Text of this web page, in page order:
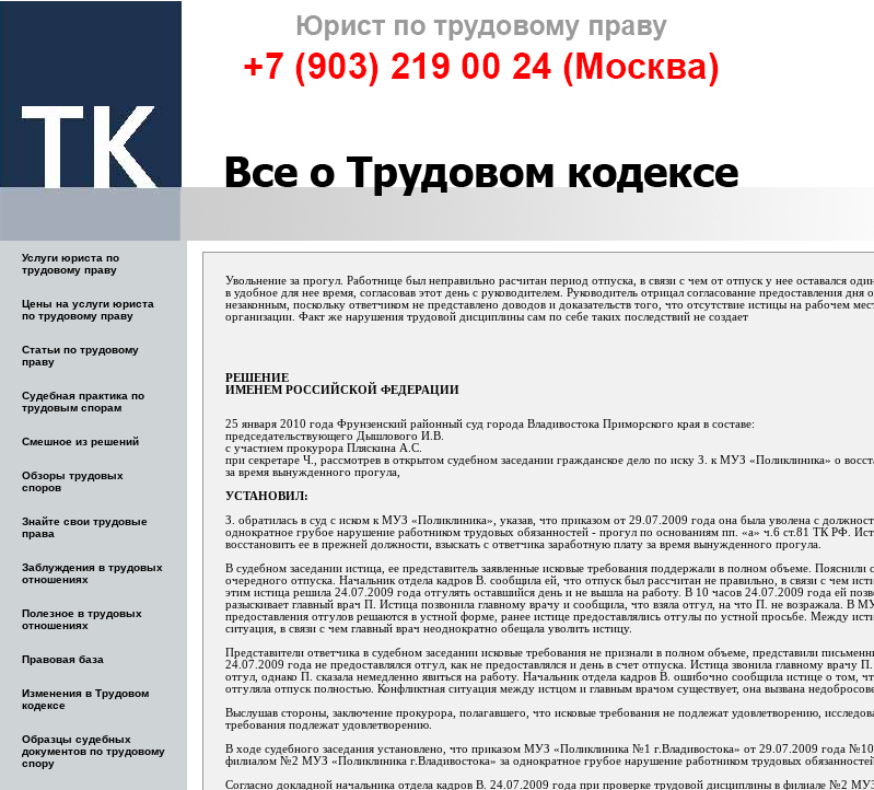
Услуги юриста по
трудовому праву
Цены на услуги юриста
по трудовому праву
Статьи по трудовому
праву
Судебная практика по
трудовым спорам
Смешное из решений
Обзоры трудовых
споров
Знайте свои трудовые
права
Заблуждения в трудовых
отношениях
Полезное в трудовых
отношениях
Правовая база
Изменения в Трудовом
кодексе
Образцы судебных
документов по трудовому
спору
Увольнение за прогул. Работнице был неправильно расчитан период отпуска, в связи с чем от отпуск у нее оставался
в удобное для нее время, согласовав этот день с руководителем. Руководитель отрицал согласование предоставления дня
незаконным, поскольку ответчиком не представлено доводов и доказательств того, что отсутствие истицы на рабочем
организации. Факт же нарушения трудовой дисциплины сам по себе таких последствий не создает
РЕШЕНИЕ
ИМЕНЕМ РОССИЙСКОЙ ФЕДЕРАЦИИ
25 января 2010 года Фрунзенский районный суд города Владивостока Приморского края в составе:
председательствующего Дышлового И.В.
с участием прокурора Пляскина А.С.
при секретаре Ч., рассмотрев в открытом судебном заседании гражданское дело по иску З. к МУЗ «Поликлиника» о
за время вынужденного прогула,
УСТАНОВИЛ:
З. обратилась в суд с иском к МУЗ «Поликлиника», указав, что приказом от 29.07.2009 года она была уволена с
однократное грубое нарушение работником трудовых обязанностей - прогул по основаниям пп. «а» ч.6 ст.81 ТК РФ.
восстановить ее в прежней должности, взыскать с ответчика заработную плату за время вынужденного прогула.
В судебном заседании истица, ее представитель заявленные исковые требования поддержали в полном объеме.
очередного отпуска. Начальник отдела кадров В. сообщила ей, что отпуск был рассчитан не правильно, в связи с чем
этим истица решила 24.07.2009 года отгулять оставшийся день и не вышла на работу. В 10 часов 24.07.2009 года ей
разыскивает главный врач П. Истица позвонила главному врачу и сообщила, что взяла отгул, на что П. не возражала. В
предоставления отгулов решаются в устной форме, ранее истице предоставлялись отгулы по устной просьбе. Между
ситуация, в связи с чем главный врач неоднократно обещала уволить истицу.
Представители ответчика в судебном заседании исковые требования не признали в полном объеме, представили
24.07.2009 года не предоставлялся отгул, как не предоставлялся и день в счет отпуска. Истица звонила главному врачу
отгул, однако П. сказала немедленно явиться на работу. Начальник отдела кадров В. ошибочно сообщила истице о том,
отгуляла отпуск полностью. Конфликтная ситуация между истцом и главным врачом существует, она вызвана
Выслушав стороны, заключение прокурора, полагавшего, что исковые требования не подлежат удовлетворению,
требования подлежат удовлетворению.
В ходе судебного заседания установлено, что приказом МУЗ «Поликлиника №1 г.Владивостока» от 29.07.2009 года
филиалом №2 МУЗ «Поликлиника г.Владивостока» за однократное грубое нарушение работником трудовых
Согласно докладной начальника отдела кадров В. 24.07.2009 года при проверке трудовой дисциплины в филиале №2